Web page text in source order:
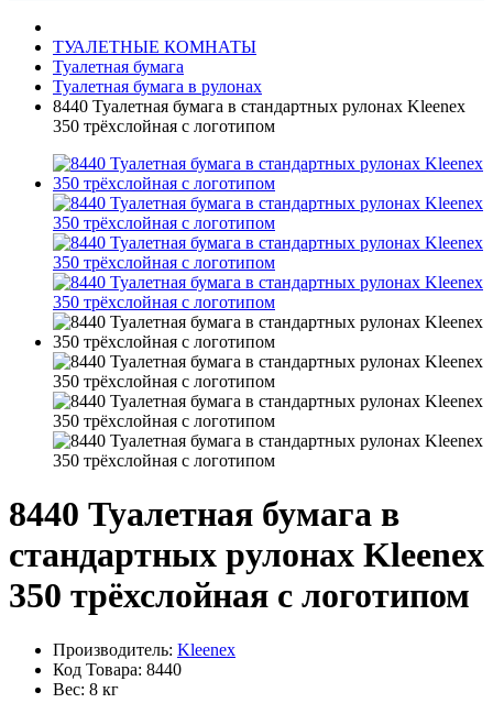
ТУАЛЕТНЫЕ КОМНАТЫ
Туалетная бумага
Туалетная бумага в рулонах
8440 Туалетная бумага в стандартных рулонах Kleenex
350 трёхслойная с логотипом
8440 Туалетная бумага в
стандартных рулонах Kleenex
350 трёхслойная с логотипом
Производитель: Kleenex
Код Товара: 8440
Вес: 8 кг